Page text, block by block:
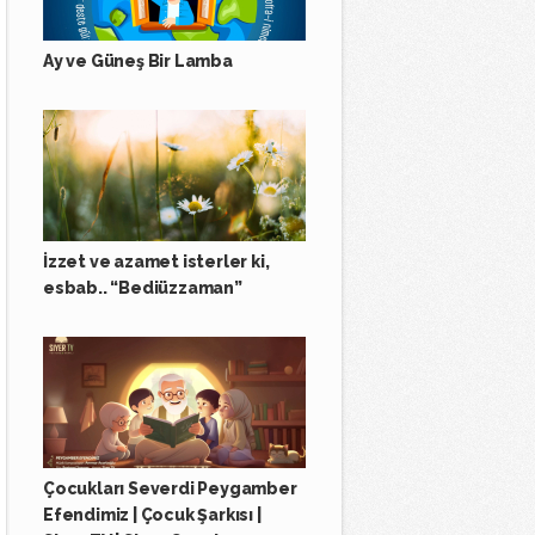
Ay ve Güneş Bir Lamba
İzzet ve azamet isterler ki,
esbab.. “Bediüzzaman”
Çocukları Severdi Peygamber
Efendimiz | Çocuk Şarkısı |